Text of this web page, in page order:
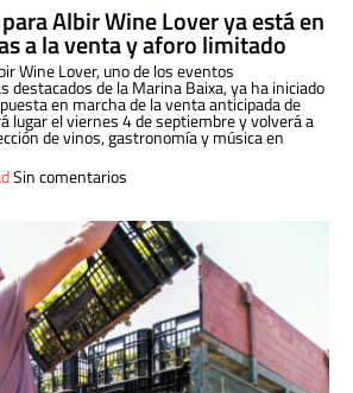
Albir Wine Lover ya está en
a la venta y aforo limitado
Wine Lover, uno de los eventos
destacados de la Marina Baixa, ya ha iniciado
en marcha de la venta anticipada de
lugar el viernes 4 de septiembre y volverá a
de vinos, gastronomía y música en
Sin comentarios